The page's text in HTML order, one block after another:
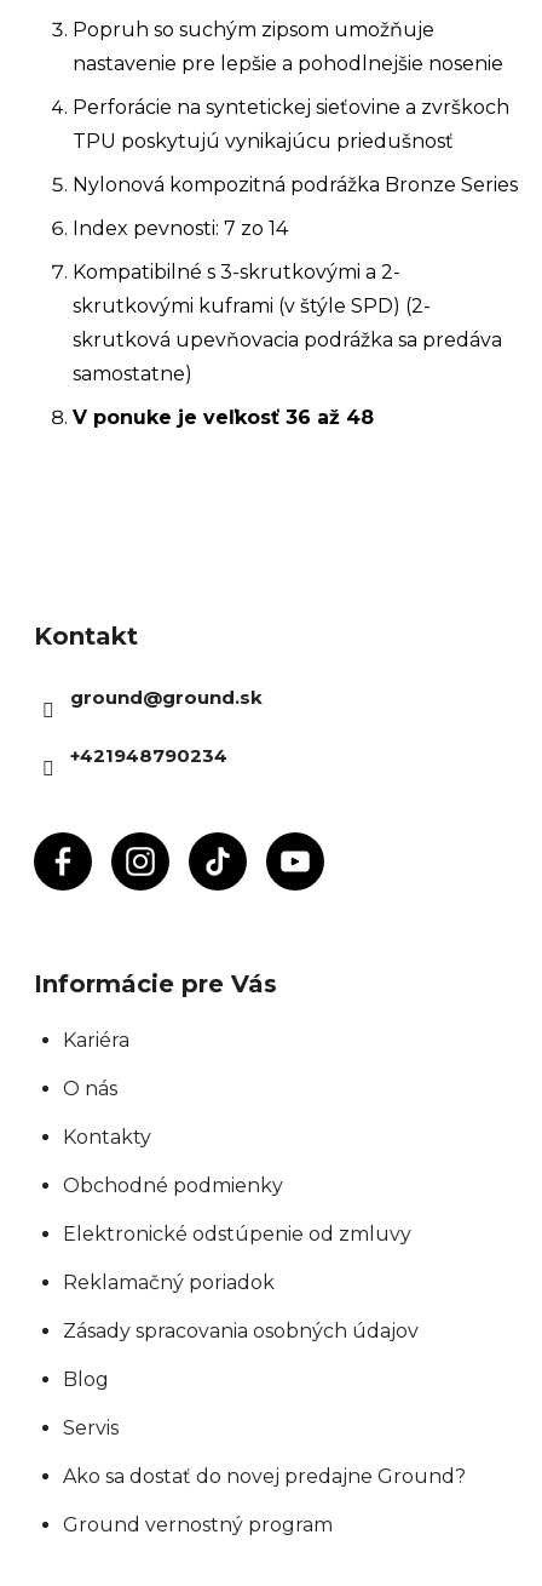
Popruh so suchým zipsom umožňuje
nastavenie pre lepšie a pohodlnejšie nosenie
Perforácie na syntetickej sieťovine a zvrškoch
TPU poskytujú vynikajúcu priedušnosť
Nylonová kompozitná podrážka Bronze Series
Index pevnosti: 7 zo 14
Kompatibilné s 3-skrutkovými a 2-
skrutkovými kuframi (v štýle SPD) (2-
skrutková upevňovacia podrážka sa predáva
samostatne)
V ponuke je veľkosť 36 až 48
Kontakt
ground@ground.sk
+421948790234
Informácie pre Vás
Kariéra
O nás
Kontakty
Obchodné podmienky
Elektronické odstúpenie od zmluvy
Reklamačný poriadok
Zásady spracovania osobných údajov
Blog
Servis
Ako sa dostať do novej predajne Ground?
Ground vernostný program